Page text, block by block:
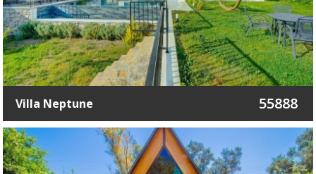
Villa Neptune 55888